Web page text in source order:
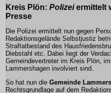
Kreis Plön: Polizeiermittelt
Presse
Die Polizei ermittelt nun gegen
Redaktionsgelände Selbstjustiz
Straftatbestand des
Diebstahl etc. Dabei liegt der
Gemeindevertreter im Kreis Plön,
Lammershagen involviert sind.
So hat nun die Gemeinde
Rechtsgrundlage auf dem